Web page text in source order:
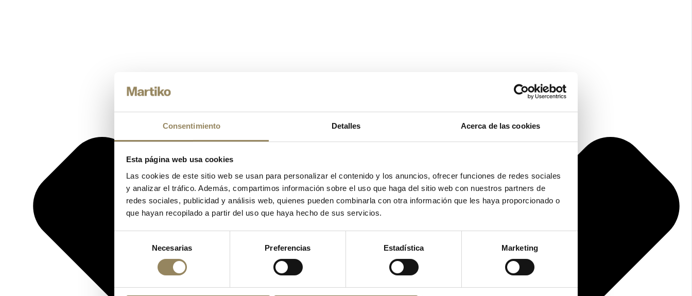
Consentimiento Detalles Acerca de las cookies
Esta página web usa cookies
Las cookies de este sitio web se usan para personalizar el contenido y los anuncios, ofrecer funciones de redes sociales
y analizar el tráfico. Además, compartimos información sobre el uso que haga del sitio web con nuestros partners de
redes sociales, publicidad y análisis web, quienes pueden combinarla con otra información que les haya proporcionado o
que hayan recopilado a partir del uso que haya hecho de sus servicios.
consentimiento
Necesarias Preferencias Estadística Marketing